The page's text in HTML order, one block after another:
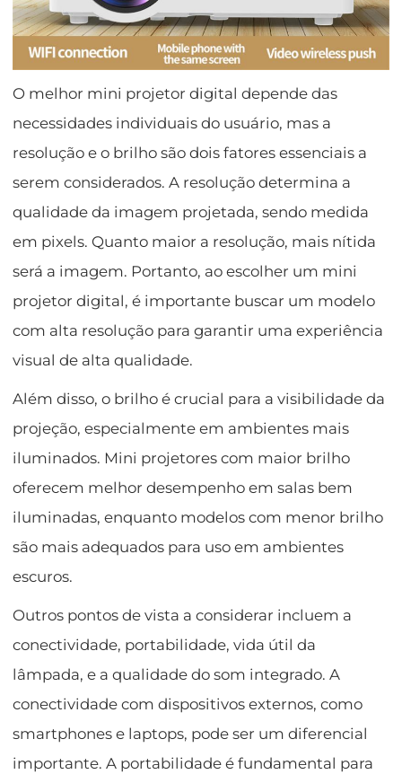
O melhor mini projetor digital depende das
necessidades individuais do usuário, mas a
resolução e o brilho são dois fatores essenciais a
serem considerados. A resolução determina a
qualidade da imagem projetada, sendo medida
em pixels. Quanto maior a resolução, mais nítida
será a imagem. Portanto, ao escolher um mini
projetor digital, é importante buscar um modelo
com alta resolução para garantir uma experiência
visual de alta qualidade.
Além disso, o brilho é crucial para a visibilidade da
projeção, especialmente em ambientes mais
iluminados. Mini projetores com maior brilho
oferecem melhor desempenho em salas bem
iluminadas, enquanto modelos com menor brilho
são mais adequados para uso em ambientes
escuros.
Outros pontos de vista a considerar incluem a
conectividade, portabilidade, vida útil da
lâmpada, e a qualidade do som integrado. A
conectividade com dispositivos externos, como
smartphones e laptops, pode ser um diferencial
importante. A portabilidade é fundamental para